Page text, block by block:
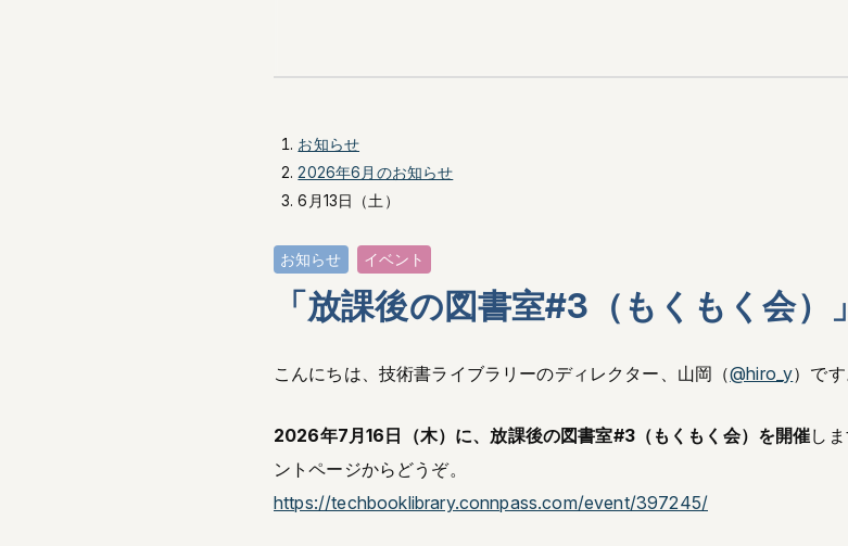
お知らせ
2026年6月のお知らせ
6月13日（土）
お知らせ イベント
「放課後の図書室#3（もくもく会
こんにちは、技術書ライブラリーのディレクター、山岡（@hiro_y）です
2026年7月16日（木）に、放課後の図書室#3（もくもく会）を開催し
ントページからどうぞ。
https://techbooklibrary.connpass.com/event/397245/